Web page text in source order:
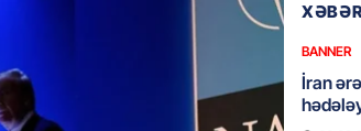
BANNER
İran